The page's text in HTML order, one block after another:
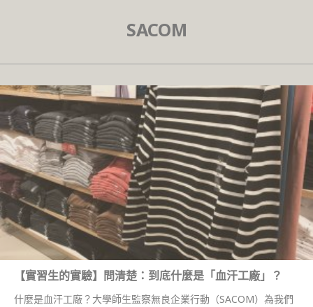
SACOM
【實習生的實驗】問清楚：到底什麼是「血汗工廠」？
什麼是血汗工廠？大學師生監察無良企業行動（SACOM）為我們